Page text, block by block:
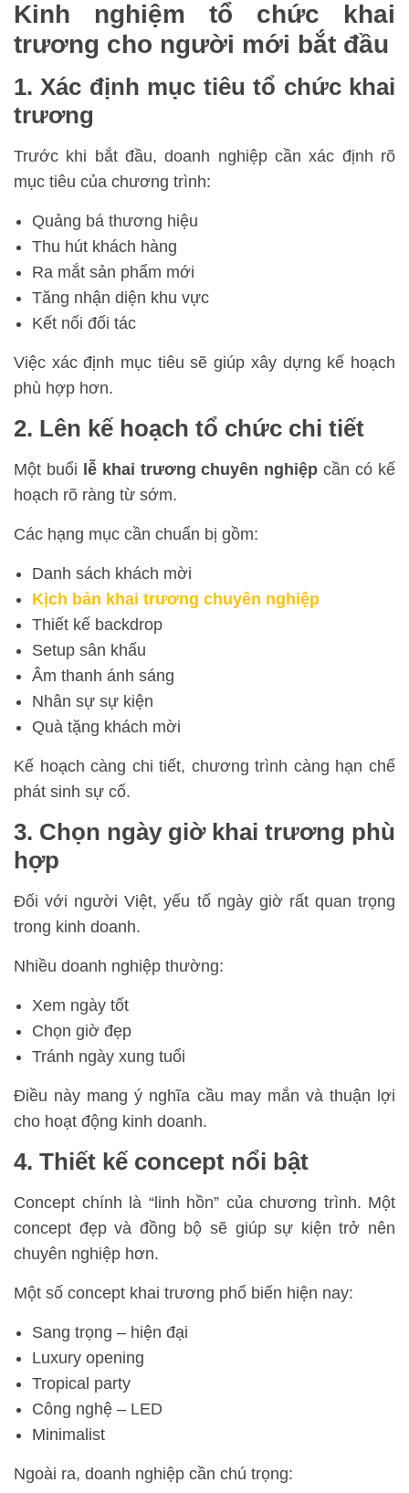
Kinh nghiệm tổ chức khai
trương cho người mới bắt đầu
1. Xác định mục tiêu tổ chức khai
trương
Trước khi bắt đầu, doanh nghiệp cần xác định rõ
mục tiêu của chương trình:
Quảng bá thương hiệu
Thu hút khách hàng
Ra mắt sản phẩm mới
Tăng nhận diện khu vực
Kết nối đối tác
Việc xác định mục tiêu sẽ giúp xây dựng kế hoạch
phù hợp hơn.
2. Lên kế hoạch tổ chức chi tiết
Một buổi lễ khai trương chuyên nghiệp cần có kế
hoạch rõ ràng từ sớm.
Các hạng mục cần chuẩn bị gồm:
Danh sách khách mời
Kịch bản khai trương chuyên nghiệp
Thiết kế backdrop
Setup sân khấu
Âm thanh ánh sáng
Nhân sự sự kiện
Quà tặng khách mời
Kế hoạch càng chi tiết, chương trình càng hạn chế
phát sinh sự cố.
3. Chọn ngày giờ khai trương phù
hợp
Đối với người Việt, yếu tố ngày giờ rất quan trọng
trong kinh doanh.
Nhiều doanh nghiệp thường:
Xem ngày tốt
Chọn giờ đẹp
Tránh ngày xung tuổi
Điều này mang ý nghĩa cầu may mắn và thuận lợi
cho hoạt động kinh doanh.
4. Thiết kế concept nổi bật
Concept chính là “linh hồn” của chương trình. Một
concept đẹp và đồng bộ sẽ giúp sự kiện trở nên
chuyên nghiệp hơn.
Một số concept khai trương phổ biến hiện nay:
Sang trọng – hiện đại
Luxury opening
Tropical party
Công nghệ – LED
Minimalist
Ngoài ra, doanh nghiệp cần chú trọng: